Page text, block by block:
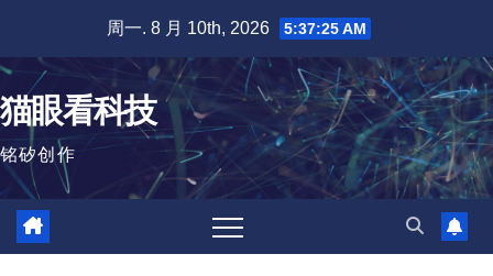
内
容
周一. 8 月 10th, 2026 5:37:26 AM
猫眼看科技
铭矽创作